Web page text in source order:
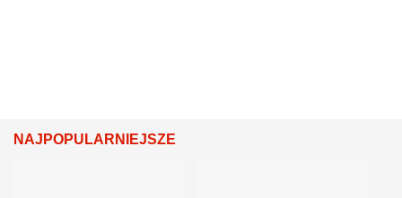
NAJPOPULARNIEJSZE